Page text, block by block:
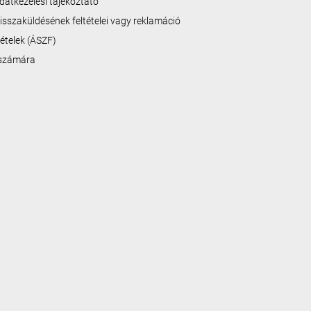
feltételei vagy reklamáció
(ÁSZF)